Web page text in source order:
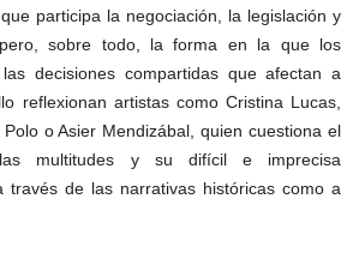
participa la negociación, la legislación y
sobre todo, la forma en la que los
decisiones compartidas que afectan a
reflexionan artistas como Cristina Lucas,
o Asier Mendizábal, quien cuestiona el
multitudes y su difícil e imprecisa
través de las narrativas históricas como a